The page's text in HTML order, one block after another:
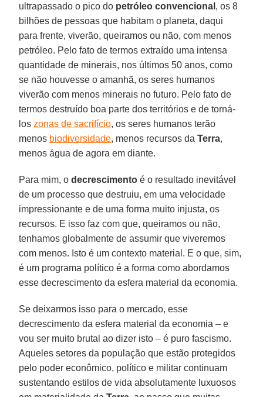
ultrapassado o pico do petróleo convencional , os 8
bilhões de pessoas que habitam o planeta, daqui
para frente, viverão, queiramos ou não, com menos
petróleo. Pelo fato de termos extraído uma intensa
quantidade de minerais, nos últimos 50 anos, como
se não houvesse o amanhã, os seres humanos
viverão com menos minerais no futuro. Pelo fato de
termos destruído boa parte dos territórios e de torná-
los zonas de sacrifício, os seres humanos terão
menos biodiversidade, menos recursos daTerra,
menos água de agora em diante.
Para mim, odecrescimento é o resultado inevitável
de um processo que destruiu, em uma velocidade
impressionante e de uma forma muito injusta, os
recursos. E isso faz com que, queiramos ou não,
tenhamos globalmente de assumir que viveremos
com menos. Isto é um contexto material. E o que, sim,
é um programa político é a forma como abordamos
esse decrescimento da esfera material da economia.
Se deixarmos isso para o mercado, esse
decrescimento da esfera material da economia – e
vou ser muito brutal ao dizer isto – é puro fascismo.
Aqueles setores da população que estão protegidos
pelo poder econômico, político e militar continuam
sustentando estilos de vida absolutamente luxuosos